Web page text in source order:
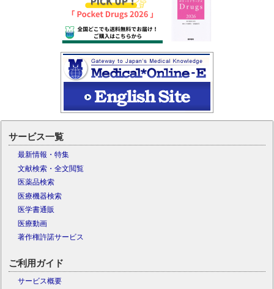
サービス一覧
最新情報・特集
文献検索・全文閲覧
医薬品検索
医療機器検索
医学書通販
医療動画
著作権許諾サービス
ご利用ガイド
サービス概要